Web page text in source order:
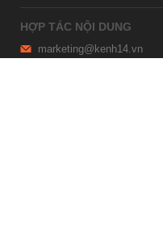
HỢP TÁC NỘI DUNG
marketing@kenh14.vn